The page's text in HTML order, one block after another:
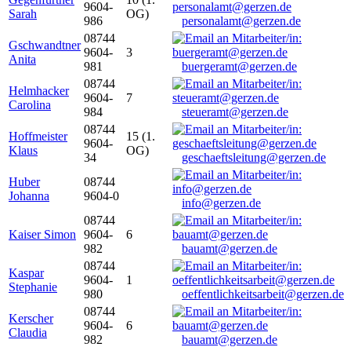
Sarah
9604-
986
OG)
personalamt@gerzen.de
Gschwandtner
Anita
08744
9604-
981
3
buergeramt@gerzen.de
Helmhacker
Carolina
08744
9604-
984
7
steueramt@gerzen.de
Hoffmeister
Klaus
08744
9604-
34
15 (1.
OG)
geschaeftsleitung@gerzen.de
Huber
Johanna
08744
9604-0
info@gerzen.de
Kaiser Simon
08744
9604-
982
6
bauamt@gerzen.de
Kaspar
Stephanie
08744
9604-
980
1
oeffentlichkeitsarbeit@gerzen.de
Kerscher
Claudia
08744
9604-
982
6
bauamt@gerzen.de